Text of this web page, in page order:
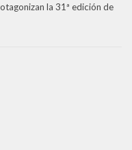
la 31ª edición de